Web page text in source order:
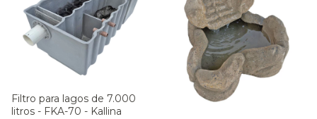
Filtro para lagos de 7.000
litros - FKA-70 - Kallina